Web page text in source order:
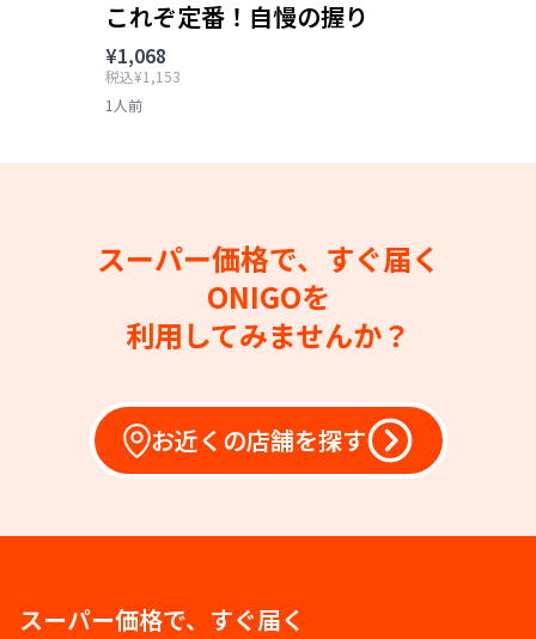
これぞ定番！自慢の握り
¥1,068
税込¥1,153
1人前
スーパー価格で、すぐ届く
ONIGOを
利用してみませんか？
お近くの店舗を探す
スーパー価格で、すぐ届く